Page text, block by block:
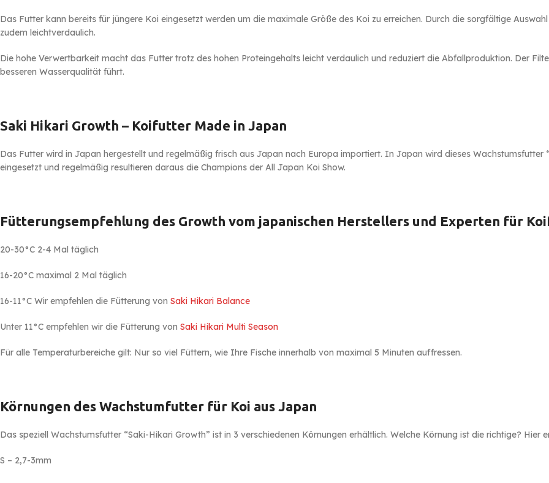
Das Futter kann bereits für jüngere Koi eingesetzt werden um die maximale Größe des Koi zu erreichen. Durch die sorgfältige
zudem leichtverdaulich.
Die hohe Verwertbarkeit macht das Futter trotz des hohen Proteingehalts leicht verdaulich und reduziert die Abfallproduktion. Der
besseren Wasserqualität führt.
Saki Hikari Growth – Koifutter Made in Japan
Das Futter wird in Japan hergestellt und regelmäßig frisch aus Japan nach Europa importiert. In Japan wird dieses Wachstumsfutter
eingesetzt und regelmäßig resultieren daraus die Champions der All Japan Koi Show.
Fütterungsempfehlung des Growth vom japanischen Herstellers und Experten für
20-30°C 2-4 Mal täglich
16-20°C maximal 2 Mal täglich
16-11°C Wir empfehlen die Fütterung von Saki Hikari Balance
Unter 11°C empfehlen wir die Fütterung von Saki Hikari Multi Season
Für alle Temperaturbereiche gilt: Nur so viel Füttern, wie Ihre Fische innerhalb von maximal 5 Minuten auffressen.
Körnungen des Wachstumfutter für Koi aus Japan
Das speziell Wachstumsfutter “Saki-Hikari Growth” ist in 3 verschiedenen Körnungen erhältlich. Welche Körnung ist die richtige? Hier
S – 2,7-3mm